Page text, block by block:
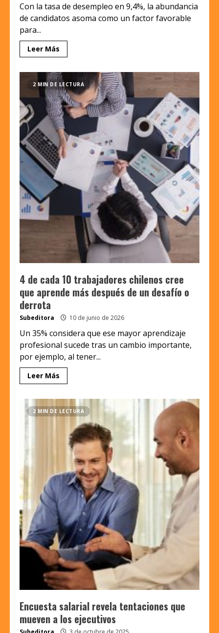
Con la tasa de desempleo en 9,4%, la abundancia
de candidatos asoma como un factor favorable
para...
Leer Más
2 MIN DE LECTURA
4 de cada 10 trabajadores chilenos cree
que aprende más después de un desafío o
derrota
Subeditora 10 de junio de 2026
Un 35% considera que ese mayor aprendizaje
profesional sucede tras un cambio importante,
por ejemplo, al tener...
Leer Más
2 MIN DE LECTURA
Encuesta salarial revela tentaciones que
mueven a los ejecutivos